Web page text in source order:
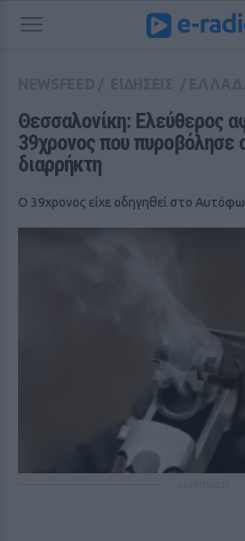
Θεσσαλονίκη: Ελεύθερος
39χρονος που πυροβόλησε
διαρρήκτη
Ο 39χρονος είχε οδηγηθεί στο